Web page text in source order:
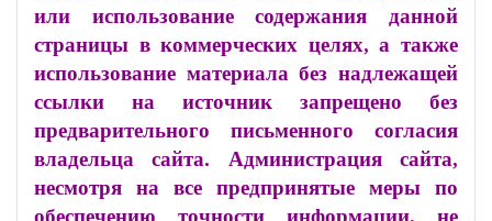
или использование содержания данной
страницы в коммерческих целях, а также
использование материала без надлежащей
ссылки на источник запрещено без
предварительного письменного согласия
владельца сайта. Администрация сайта,
несмотря на все предпринятые меры по
обеспечению точности информации, не